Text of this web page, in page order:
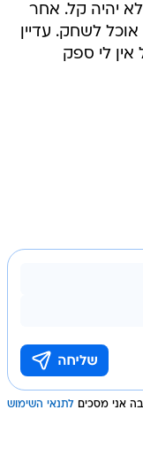
יהיה קל. אחר
לשחק. עדיין
לי ספק
אני מסכים לתנאי השימוש